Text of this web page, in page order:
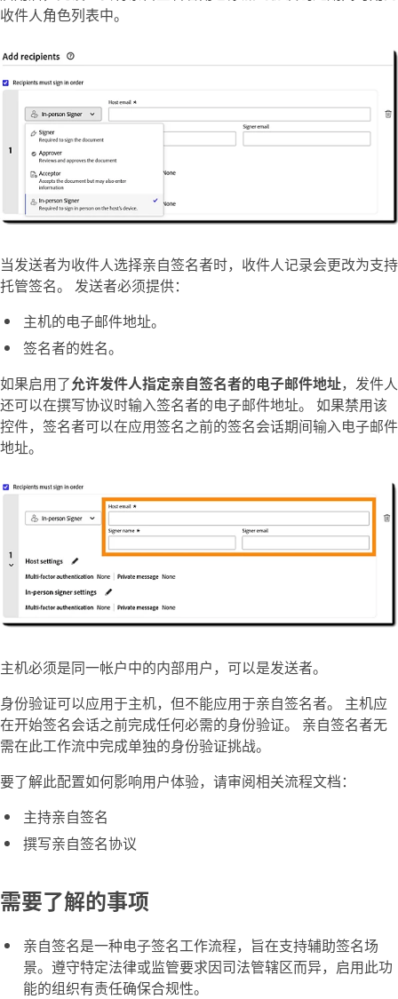
收件人角色列表中。
当发送者为收件人选择亲自签名者时，收件人记录会更改为支持
托管签名。 发送者必须提供：
主机的电子邮件地址。
签名者的姓名。
如果启用了允许发件人指定亲自签名者的电子邮件地址，发件人
还可以在撰写协议时输入签名者的电子邮件地址。 如果禁用该
控件，签名者可以在应用签名之前的签名会话期间输入电子邮件
地址。
主机必须是同一帐户中的内部用户，可以是发送者。
身份验证可以应用于主机，但不能应用于亲自签名者。 主机应
在开始签名会话之前完成任何必需的身份验证。 亲自签名者无
需在此工作流中完成单独的身份验证挑战。
要了解此配置如何影响用户体验，请审阅相关流程文档：
主持亲自签名
撰写亲自签名协议
需要了解的事项
亲自签名是一种电子签名工作流程，旨在支持辅助签名场
景。遵守特定法律或监管要求因司法管辖区而异，启用此功
能的组织有责任确保合规性。